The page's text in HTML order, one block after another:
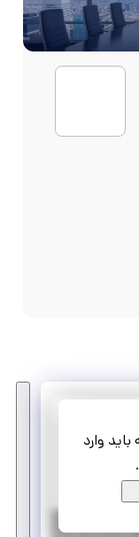
وارد
جزئیات بیشتر